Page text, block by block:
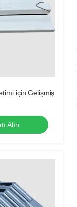
için Gelişmiş
Alın